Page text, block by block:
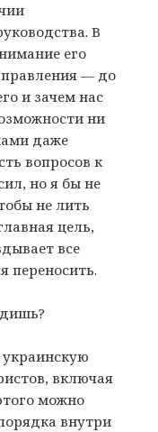
В
его
— до
и зачем нас
ни
даже
вопросов к
но я бы не
не лить
цель,
все
переносить.
включая
можно
внутри